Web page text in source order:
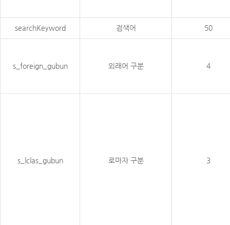
searchKeyword 검색어 50
s_foreign_gubun 외래어 구분 4
s_lclas_gubun 로마자 구분 3